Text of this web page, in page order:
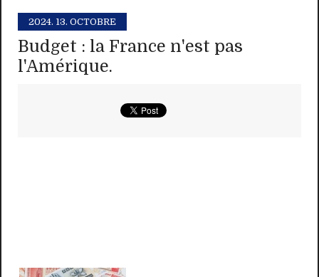
2024. 13. OCTOBRE
Budget : la France n'est pas
l'Amérique.